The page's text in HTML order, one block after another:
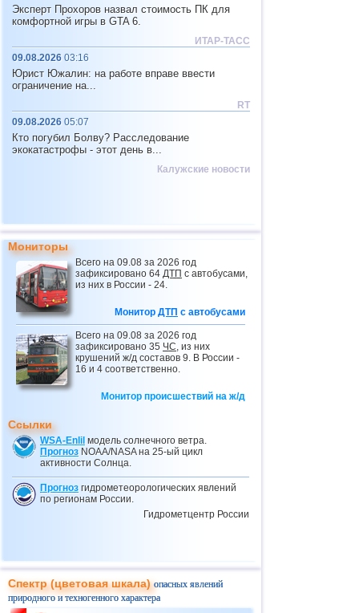
30.03 ДТПс микроавтобусом в Ингушетии
03.04
ДТП
04.04 ДТП
04.04 ДТП
с микроавтобусом на юге
05.04 ДТПс автобусом в Индии
05.04 ДТПс автобусом в Казахстане
17.04
ДТП
с маршруткой в Ярославле
20.04 ДТПс микроавтобусом в Ленобласти
24.04 ДТП
29.04
ДТПс микроавтобусом на юге Перу
30.04
01.05 ДТП
с автобусом в Намибии
04.05 ДТПс автобусом в Мексике
06.05
ДТПс автобусом на юге Суматры
06.05
09.05
11.05 ДТПс микроавтобусом на севере
Пакистана
17.05
23.05 ДТПс автобусом в Турции
28.05Столкновение автобусов в Татарстане
31.05 ДТПс автобусом в Турции
Эксперт Прохоров назвал стоимость ПК для
комфортной игры в GTA 6.
ИТАР-ТАСС
09.08.2026 03:16
Юрист Южалин: на работе вправе ввести
ограничение на...
RT
09.08.2026 05:07
Кто погубил Болву? Расследование
экокатастрофы - этот день в...
Калужские новости
Мониторы
Всего на 09.08 за 2026 год
зафиксировано 64 ДТП с автобусами,
из них в России - 24.
Монитор ДТП с автобусами
Всего на 09.08 за 2026 год
зафиксировано 35 ЧС, из них
крушений ж/д составов 9. В России -
16 и 4 соответственно.
Монитор происшествий на ж/д
Ссылки
WSA-Enlil модель солнечного ветра.
Прогноз NOAA/NASA на 25-ый цикл
активности Солнца.
Прогноз гидрометеорологических явлений
по регионам России.
Гидрометцентр России
Спектр (цветовая шкала)опасных явлений
природного и техногенного характера